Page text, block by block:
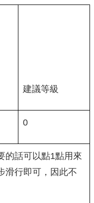
建議等級
0
的話可以點1點用來
滑行即可，因此不